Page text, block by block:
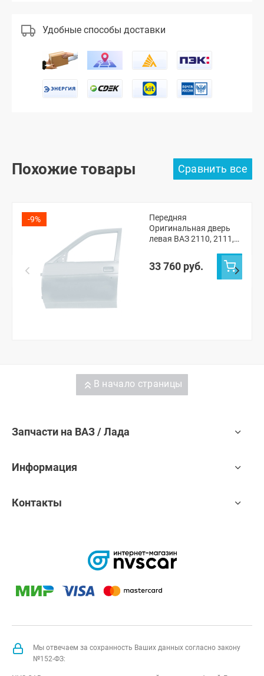
Удобные способы доставки
Похожие товары
-9%
Передняя
Оригинальная дверь
левая ВАЗ 2110, 2111,
(Кристалл 281)
33 760 руб.
В начало страницы
Запчасти на ВАЗ / Лада
Информация
Контакты
Мы отвечаем за сохранность Ваших данных согласно закону
№152-ФЗ: